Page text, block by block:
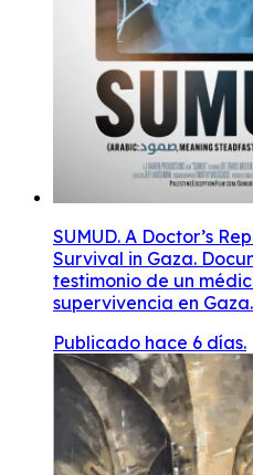
SUMUD. A Doctor’s
Survival in Gaza.
testimonio de un
supervivencia en
Publicado hace 6 días.